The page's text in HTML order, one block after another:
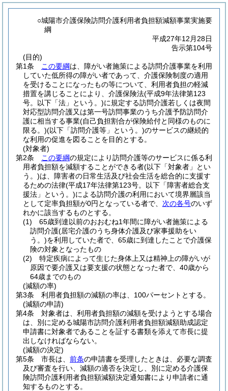
○城陽市介護保険訪問介護利用者負担額減額事業実施要
綱
平成27年12月28日
告示第104号
(目的)
第1条
この要綱は、障がい者施策による訪問介護事業を利用
していた低所得の障がい者であって、介護保険制度の適用
を受けることになったもの等について、利用者負担の軽減
措置を講じることにより、介護保険法(平成9年法律第123
号。以下「法」という。)に規定する訪問介護若しくは夜間
対応型訪問介護又は第一号訪問事業のうち介護予防訪問介
護に相当する事業(自己負担割合が保険給付と同様のものに
限る。)(以下「訪問介護等」という。)のサービスの継続的
な利用の促進を図ることを目的とする。
(対象者)
第2条
この要綱の規定により訪問介護等のサービスに係る利
用者負担額を減額することができる者(以下「対象者」とい
う。)は、障害者の日常生活及び社会生活を総合的に支援す
るための法律(平成17年法律第123号。以下「障害者総合支
援法」という。)による訪問介護の利用において境界層該当
として定率負担額が0円となっている者で、 次の各号のいず
れかに該当するものとする。
(1)
65歳到達以前のおおむね1年間に障がい者施策による
訪問介護(居宅介護のうち身体介護及び家事援助をい
う。)を利用していた者で、65歳に到達したことで介護保
険の対象となったもの
(2)
特定疾病によって生じた身体上又は精神上の障がいが
原因で要介護又は要支援の状態となった者で、40歳から
64歳までのもの
(減額の率)
第3条
利用者負担額の減額の率は、100パーセントとする。
(減額の申請)
第4条
対象者は、利用者負担額の減額を受けようとする場合
は、別に定める城陽市訪問介護利用者負担額減額助成認定
申請書に対象者であることを証する書類を添えて市長に提
出しなければならない。
(減額の決定)
第5条
市長は、 前条の申請書を受理したときは、必要な調査
及び審査を行い、減額の適否を決定し、別に定める介護保
険訪問介護利用者負担額減額決定通知書により申請者に通
知するものとする。